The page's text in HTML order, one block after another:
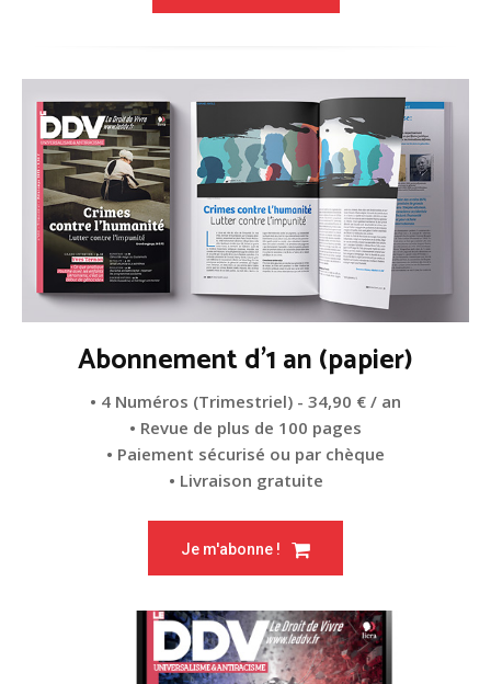
Abonnement d'1 an (papier)
• 4 Numéros (Trimestriel) - 34,90 € / an
• Revue de plus de 100 pages
• Paiement sécurisé ou par chèque
• Livraison gratuite
Je m'abonne !